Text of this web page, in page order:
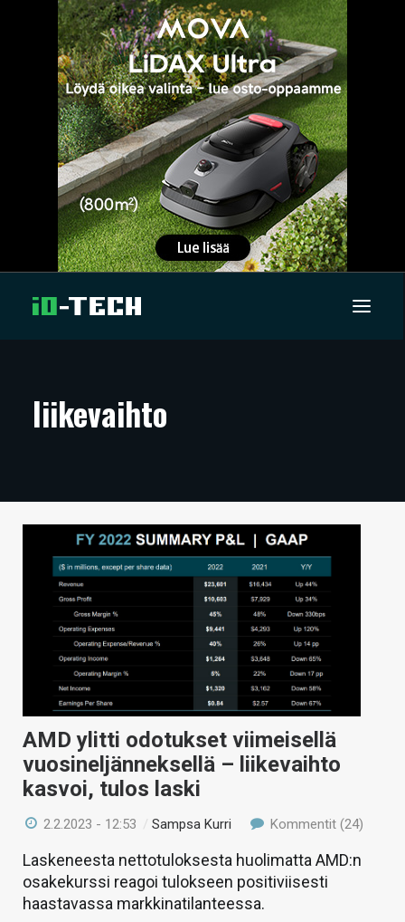
ARTIKKELIT
TECHBBS
HINTA.FI
VAIHDA TEEMA
HAKU
liikevaihto
AMD ylitti odotukset viimeisellä
vuosineljänneksellä – liikevaihto
kasvoi, tulos laski
2.2.2023 - 12:53 /Sampsa Kurri Kommentit (24)
Laskeneesta nettotuloksesta huolimatta AMD:n
osakekurssi reagoi tulokseen positiviisesti
haastavassa markkinatilanteessa.